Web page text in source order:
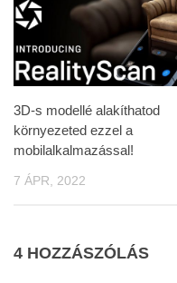
3D-s modellé alakíthatod
környezeted ezzel a
mobilalkalmazással!
7 ÁPR, 2022
4 HOZZÁSZÓLÁS